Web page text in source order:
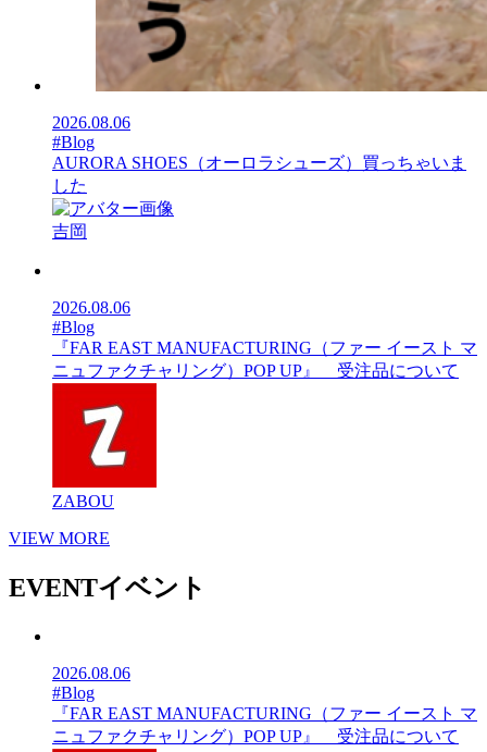
2026.08.06
#Blog
AURORA SHOES（オーロラシューズ）買っちゃいま
した
吉岡
2026.08.06
#Blog
『FAR EAST MANUFACTURING（ファー イースト マ
ニュファクチャリング）POP UP』 受注品について
ZABOU
VIEW MORE
EVENTイベント
2026.08.06
#Blog
『FAR EAST MANUFACTURING（ファー イースト マ
ニュファクチャリング）POP UP』 受注品について